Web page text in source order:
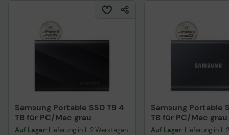
Samsung Portable SSD T9 4
TB für PC/Mac grau
Auf Lager: Lieferung in 1-2 Werktagen
Samsung Portable
TB für PC/Mac grau
Auf Lager: Lieferung in